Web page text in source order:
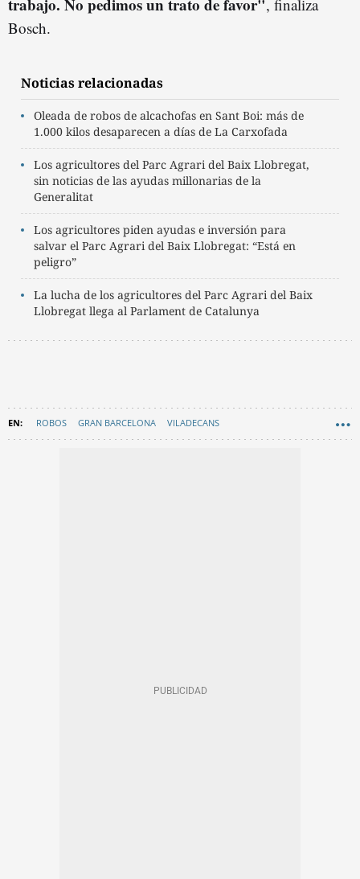
, finaliza
Bosch.
Noticias relacionadas
Oleada de robos de alcachofas en Sant Boi: más de
1.000 kilos desaparecen a días de La Carxofada
Los agricultores del Parc Agrari del Baix Llobregat,
sin noticias de las ayudas millonarias de la
Generalitat
Los agricultores piden ayudas e inversión para
salvar el Parc Agrari del Baix Llobregat: “Está en
peligro”
La lucha de los agricultores del Parc Agrari del Baix
Llobregat llega al Parlament de Catalunya
ROBOS GRAN BARCELONA VILADECANS